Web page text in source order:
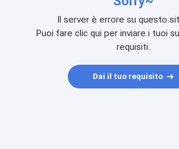
Il server è errore su questo
Puoi fare clic qui per inviare i tuoi
requisiti.
Dai il tuo requisito